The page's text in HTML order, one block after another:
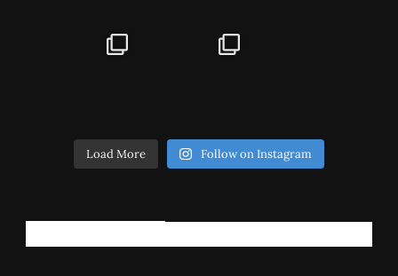
Load More Follow on Instagram